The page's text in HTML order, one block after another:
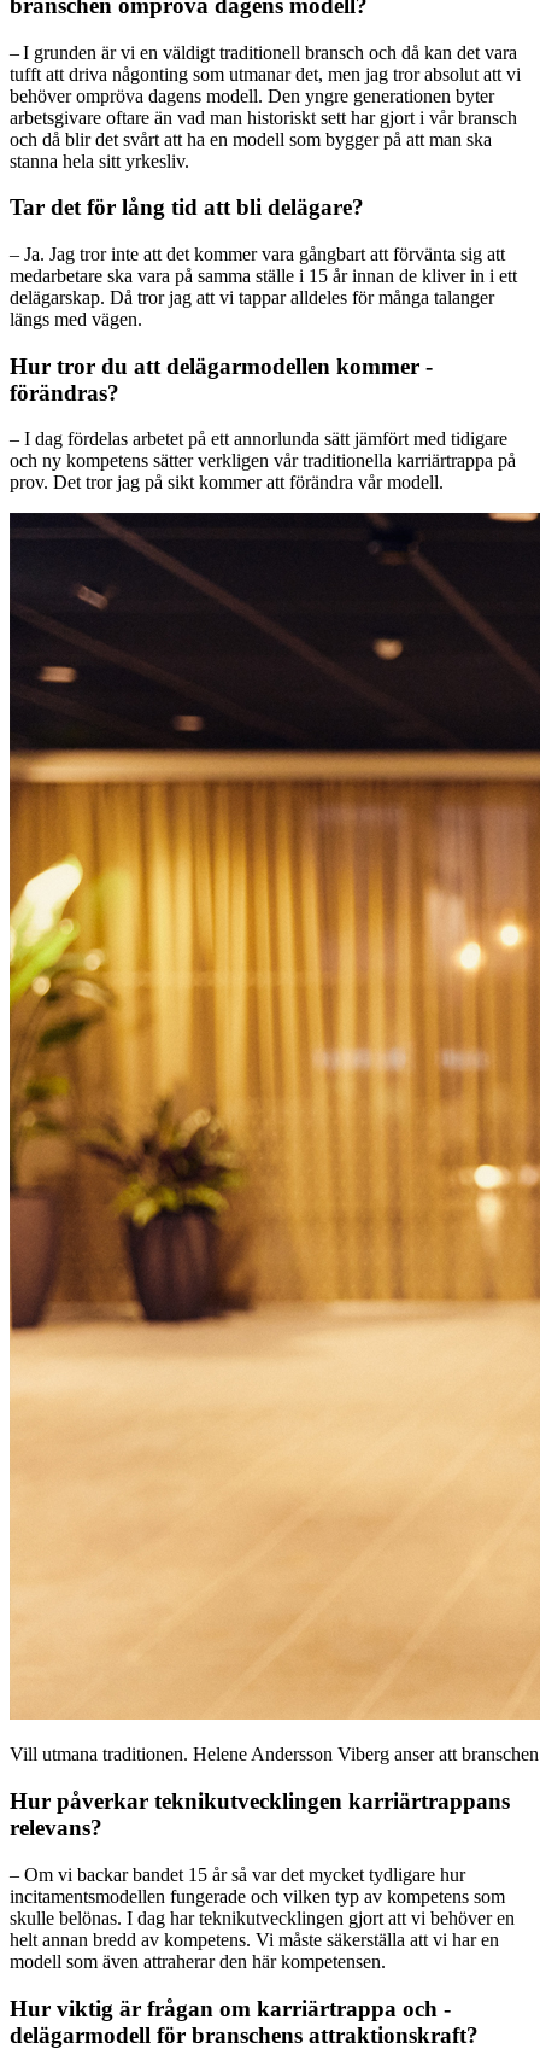
branschen ompröva dagens modell?
– I grunden är vi en väldigt traditionell bransch och då kan det vara
tufft att driva någonting som utmanar det, men jag tror absolut att vi
behöver ompröva dagens modell. Den yngre generationen byter
arbetsgivare ­oftare än vad man historiskt sett har gjort i vår bransch
och då blir det svårt att ha en modell som bygger på att man ska
stanna hela sitt yrkesliv.
Tar det för lång tid att bli delägare?
– Ja. Jag tror inte att det kommer vara gångbart att förvänta sig att
medarbetare ska vara på samma ställe i 15 år innan de kliver in i ett
delägarskap. Då tror jag att vi tappar alldeles för många talanger
längs med vägen.
Hur tror du att delägarmodellen kommer ­
förändras?
– I dag fördelas arbetet på ett annorlunda sätt jämfört med tidigare
och ny kompetens sätter verkligen vår traditionella karriärtrappa på
prov. Det tror jag på sikt kommer att förändra vår modell.
Vill utmana traditionen. Helene Andersson Viberg anser att
Hur påverkar teknikutvecklingen karriärtrappans
relevans?
– Om vi backar bandet 15 år så var det mycket tydligare hur
incitamentsmodellen fungerade och vilken typ av kompetens som
skulle belönas. I dag har teknikutvecklingen gjort att vi behöver en
helt annan bredd av kompetens. Vi måste säkerställa att vi har en
modell som även attraherar den här kompetensen.
Hur viktig är frågan om karriärtrappa och ­
delägarmodell för branschens attraktionskraft?